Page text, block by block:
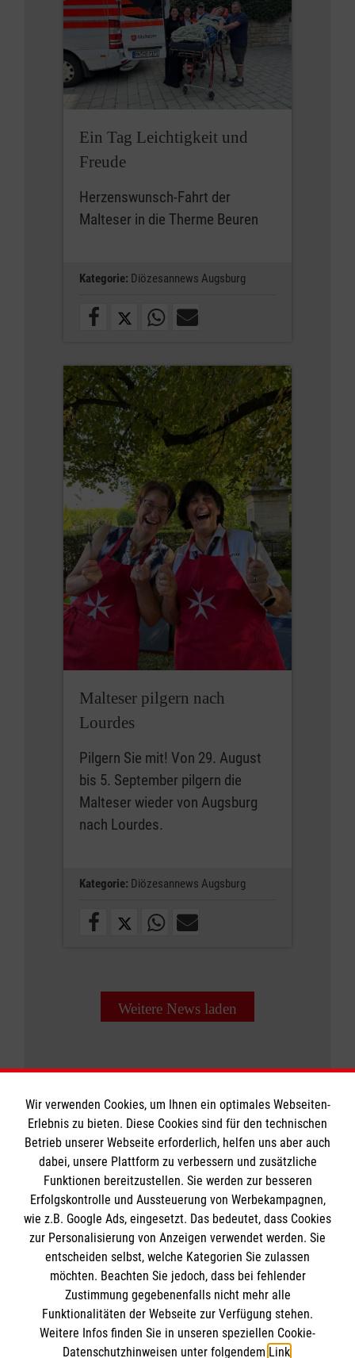
Ein Tag Leichtigkeit und
Freude
Herzenswunsch-Fahrt der
Malteser in die Therme Beuren
Kategorie: Diözesannews Augsburg
Malteser pilgern nach
Lourdes
Pilgern Sie mit! Von 29. August
bis 5. September pilgern die
Malteser wieder von Augsburg
nach Lourdes.
Kategorie: Diözesannews Augsburg
Weitere News laden
Informationen
Impressum
Datenschutz
Kontakt
Barrierefreiheit
Die Malteser
Malteser in Deutschland
Malteserorden
Sharepoint
Spendenkonto
Wir verwenden Cookies, um Ihnen ein optimales Webseiten-
Erlebnis zu bieten. Diese Cookies sind für den technischen
Betrieb unserer Webseite erforderlich, helfen uns aber auch
dabei, unsere Plattform zu verbessern und zusätzliche
Funktionen bereitzustellen. Sie werden zur besseren
Erfolgskontrolle und Aussteuerung von Werbekampagnen,
wie z.B. Google Ads, eingesetzt. Das bedeutet, dass Cookies
zur Personalisierung von Anzeigen verwendet werden. Sie
entscheiden selbst, welche Kategorien Sie zulassen
möchten. Beachten Sie jedoch, dass bei fehlender
Zustimmung gegebenenfalls nicht mehr alle
Funktionalitäten der Webseite zur Verfügung stehen.
Weitere Infos finden Sie in unseren speziellen Cookie-
Datenschutzhinweisen unter folgendem Link.